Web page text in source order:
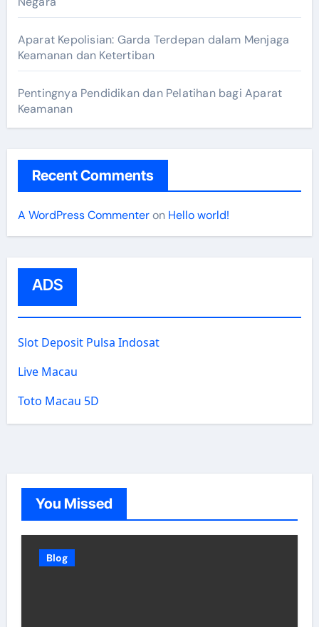
Aparat Kepolisian: Garda Terdepan dalam Menjaga
Keamanan dan Ketertiban
Pentingnya Pendidikan dan Pelatihan bagi Aparat
Keamanan
Recent Comments
A WordPress Commenteron Hello world!
ADS
Slot Deposit Pulsa Indosat
Live Macau
Toto Macau 5D
You Missed
Blog